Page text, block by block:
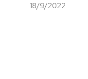
18/9/2022